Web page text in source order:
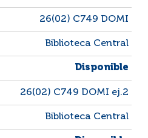
26(02) C749 DOMI
Biblioteca Central
Disponible
26(02) C749 DOMI ej.2
Biblioteca Central